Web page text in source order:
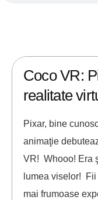
Coco VR:
realitate
Pixar, bine
animaţie
VR! Whooo! Era
lumea viselor!
mai frumoase